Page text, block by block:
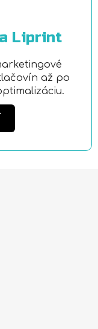
Liprint
až po